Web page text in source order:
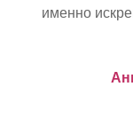
именно